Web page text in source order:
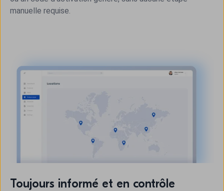
manuelle requise.
Toujours informé et en contrôle